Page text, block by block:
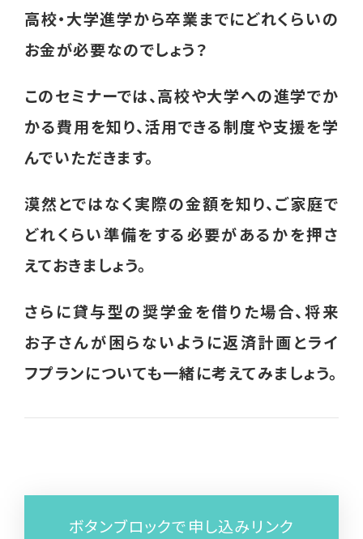
イベント
ライフプラン セミナー
就業支援講習会
シングルパパの会
その他
過去のイベント実績
はあとライン
高校・大学進学から卒業までにどれくらいの
お金が必要なのでしょう？
このセミナーでは、高校や大学への進学でか
かる費用を知り、活用できる制度や支援を学
んでいただきます。
漠然とではなく実際の金額を知り、ご家庭で
どれくらい準備をする必要があるかを押さ
えておきましょう。
さらに貸与型の奨学金を借りた場合、将来
お子さんが困らないように返済計画とライ
フプランについても一緒に考えてみましょう。
ボタンブロックで申し込みリンク